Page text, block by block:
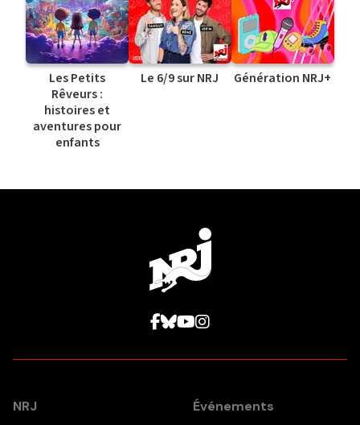
Les Petits
Rêveurs :
histoires et
aventures pour
enfants
Le 6/9 sur NRJ Génération NRJ+
NRJ Événements